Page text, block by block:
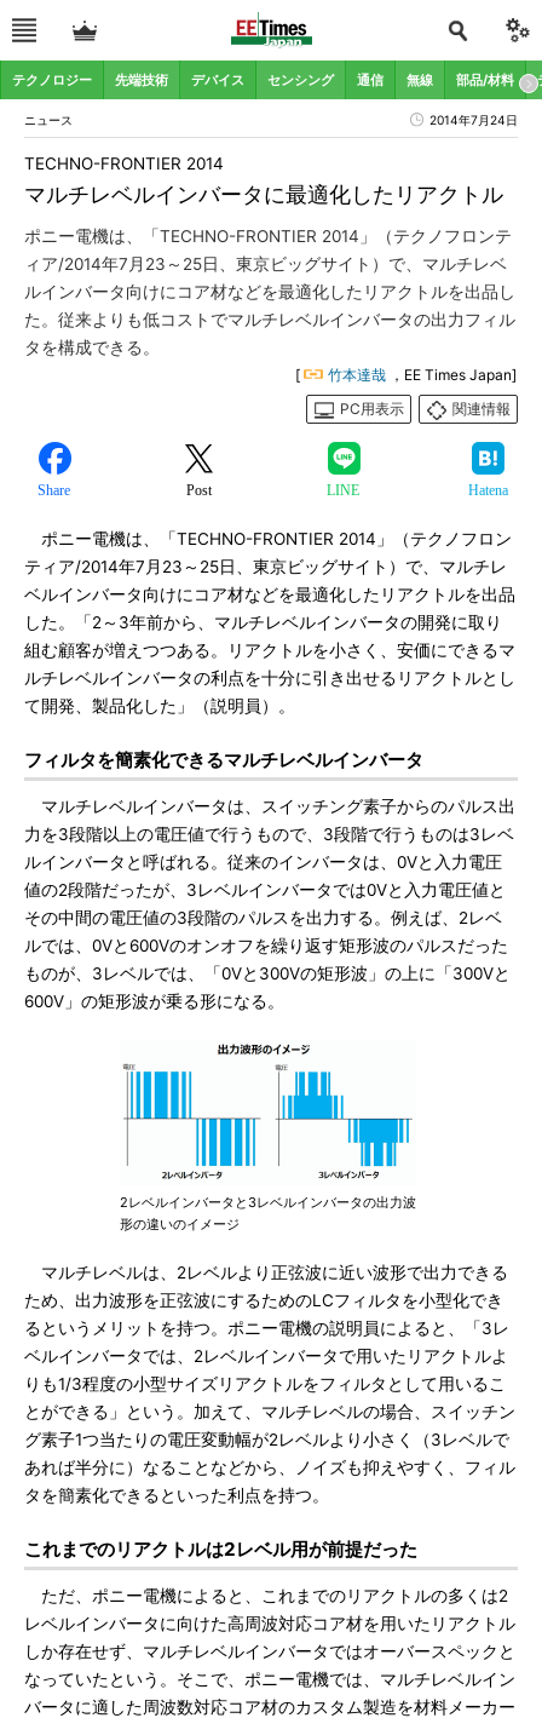
テクノロジー 先端技術 デバイス センシング 通信 無線 部品/材料
ニュース 2014年7月24日
マルチレベルインバータに最適化したリアクトル
TECHNO-FRONTIER 2014
ポニー電機は、「TECHNO-FRONTIER 2014」（テクノフロンテ
ィア/2014年7月23～25日、東京ビッグサイト）で、マルチレベ
ルインバータ向けにコア材などを最適化したリアクトルを出品し
た。従来よりも低コストでマルチレベルインバータの出力フィル
タを構成できる。
[ 竹本達哉 ，EE Times Japan]
PC用表示
関連情報
Share Post LINE Hatena
ポニー電機は、「TECHNO-FRONTIER 2014」（テクノフロン
ティア/2014年7月23～25日、東京ビッグサイト）で、マルチレ
ベルインバータ向けにコア材などを最適化したリアクトルを出品
した。「2～3年前から、マルチレベルインバータの開発に取り
組む顧客が増えつつある。リアクトルを小さく、安価にできるマ
ルチレベルインバータの利点を十分に引き出せるリアクトルとし
て開発、製品化した」（説明員）。
フィルタを簡素化できるマルチレベルインバータ
マルチレベルインバータは、スイッチング素子からのパルス出
力を3段階以上の電圧値で行うもので、3段階で行うものは3レベ
ルインバータと呼ばれる。従来のインバータは、0Vと入力電圧
値の2段階だったが、3レベルインバータでは0Vと入力電圧値と
その中間の電圧値の3段階のパルスを出力する。例えば、2レベ
ルでは、0Vと600Vのオンオフを繰り返す矩形波のパルスだった
ものが、3レベルでは、「0Vと300Vの矩形波」の上に「300Vと
600V」の矩形波が乗る形になる。
2レベルインバータと3レベルインバータの出力波
形の違いのイメージ
マルチレベルは、2レベルより正弦波に近い波形で出力できる
ため、出力波形を正弦波にするためのLCフィルタを小型化でき
るというメリットを持つ。ポニー電機の説明員によると、「3レ
ベルインバータでは、2レベルインバータで用いたリアクトルよ
りも1/3程度の小型サイズリアクトルをフィルタとして用いるこ
とができる」という。加えて、マルチレベルの場合、スイッチン
グ素子1つ当たりの電圧変動幅が2レベルより小さく（3レベルで
あれば半分に）なることなどから、ノイズも抑えやすく、フィル
タを簡素化できるといった利点を持つ。
これまでのリアクトルは2レベル用が前提だった
ただ、ポニー電機によると、これまでのリアクトルの多くは2
レベルインバータに向けた高周波対応コア材を用いたリアクトル
しか存在せず、マルチレベルインバータではオーバースペックと
なっていたという。そこで、ポニー電機では、マルチレベルイン
バータに適した周波数対応コア材のカスタム製造を材料メーカー